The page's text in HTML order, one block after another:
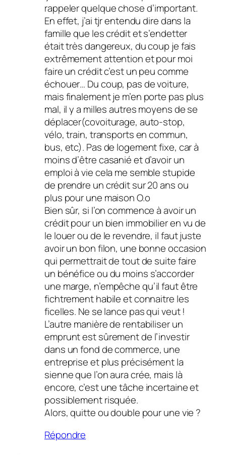
rappeler quelque chose d’important.
En effet, j’ai tjr entendu dire dans la
famille que les crédit et s’endetter
était très dangereux, du coup je fais
extrêmement attention et pour moi
faire un crédit c’est un peu comme
échouer… Du coup, pas de voiture,
mais finalement je m’en porte pas plus
mal, il y a milles autres moyens de se
déplacer(covoiturage, auto-stop,
vélo, train, transports en commun,
bus, etc). Pas de logement fixe, car à
moins d’être casanié et d’avoir un
emploi à vie cela me semble stupide
de prendre un crédit sur 20 ans ou
plus pour une maison O.o
Bien sûr, si l’on commence à avoir un
crédit pour un bien immobilier en vu de
le louer ou de le revendre, il faut juste
avoir un bon filon, une bonne occasion
qui permettrait de tout de suite faire
un bénéfice ou du moins s’accorder
une marge, n’empêche qu’il faut être
fichtrement habile et connaitre les
ficelles. Ne se lance pas qui veut !
L’autre manière de rentabiliser un
emprunt est sûrement de l’investir
dans un fond de commerce, une
entreprise et plus précisément la
sienne que l’on aura crée, mais là
encore, c’est une tâche incertaine et
possiblement risquée.
Alors, quitte ou double pour une vie ?
Répondre